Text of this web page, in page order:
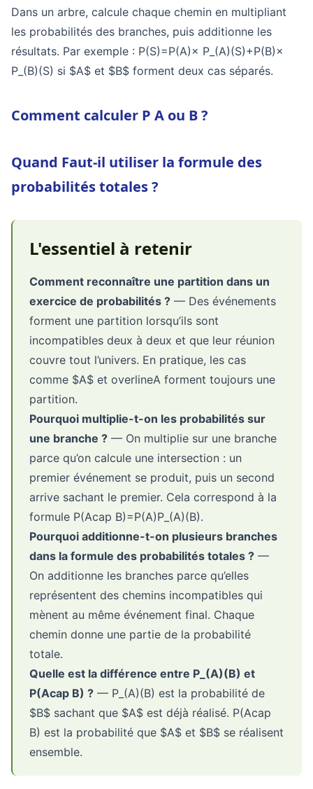
Dans un arbre, calcule chaque chemin en multipliant
les probabilités des branches, puis additionne les
résultats. Par exemple : P(S)=P(A)× P_(A)(S)+P(B)×
P_(B)(S) si $A$ et $B$ forment deux cas séparés.
Comment calculer P A ou B ?
Quand Faut-il utiliser la formule des
probabilités totales ?
L'essentiel à retenir
Comment reconnaître une partition dans un
exercice de probabilités ? — Des événements
forment une partition lorsqu’ils sont
incompatibles deux à deux et que leur réunion
couvre tout l’univers. En pratique, les cas
comme $A$ et overlineA forment toujours une
partition.
Pourquoi multiplie-t-on les probabilités sur
une branche ? — On multiplie sur une branche
parce qu’on calcule une intersection : un
premier événement se produit, puis un second
arrive sachant le premier. Cela correspond à la
formule P(Acap B)=P(A)P_(A)(B).
Pourquoi additionne-t-on plusieurs branches
dans la formule des probabilités totales ? —
On additionne les branches parce qu’elles
représentent des chemins incompatibles qui
mènent au même événement final. Chaque
chemin donne une partie de la probabilité
totale.
Quelle est la différence entre P_(A)(B) et
P(Acap B) ? — P_(A)(B) est la probabilité de
$B$ sachant que $A$ est déjà réalisé. P(Acap
B) est la probabilité que $A$ et $B$ se réalisent
ensemble.